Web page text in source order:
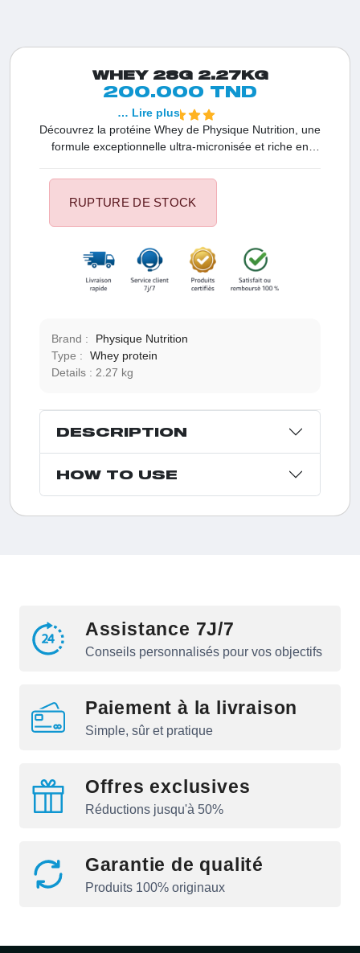
WHEY 28G 2.27KG
200.000 TND
Découvrez la protéine Whey de Physique Nutrition, une
formule exceptionnelle ultra-micronisée et riche en
programmes de remise en forme et l'amélioration
physique, cette protéine complète et puissante assure
biodisponibilité exceptionnelle. Avec 28g de protéines
par portion, elle est enrichie en prébiotiques naturels et
ne contient ni aspartame, ni collagène, ni OGM, ni
gluten. Conforme à la réglementation anti-dopage de
passionnés de fitness.
… Lire plus
RUPTURE DE STOCK
Brand :
Physique Nutrition
Type :
Whey protein
Details :
2.27 kg
DESCRIPTION
HOW TO USE
Assistance 7J/7
Conseils personnalisés pour vos objectifs
Paiement à la livraison
Simple, sûr et pratique
Offres exclusives
Réductions jusqu'à 50%
Garantie de qualité
Produits 100% originaux